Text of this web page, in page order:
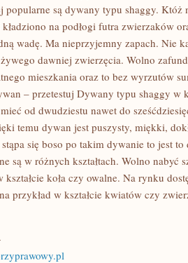
popularne są dywany typu shaggy.
na podłogi futra zwierzaków
wadę. Ma nieprzyjemny zapach. Nie
dawniej zwierzęcia. Wolno
mieszkania oraz to bez wyrzutów
– przetestuj Dywany typu shaggy w
mieć od dwudziestu nawet do
temu dywan jest puszysty, miękki,
się boso po takim dywanie to jest
są w różnych kształtach. Wolno nabyć
koła czy owalne. Na rynku
przykład w kształcie kwiatów czy